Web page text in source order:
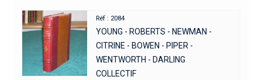
Réf : 2084
YOUNG - ROBERTS - NEWMAN -
CITRINE - BOWEN - PIPER -
WENTWORTH - DARLING
COLLECTIF